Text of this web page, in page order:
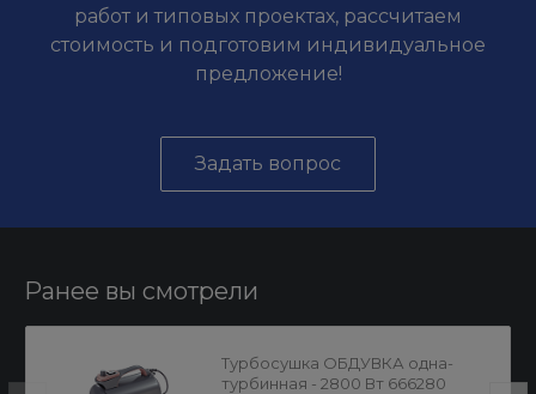
работ и типовых проектах, рассчитаем
стоимость и подготовим индивидуальное
предложение!
Задать вопрос
Ранее вы смотрели
Турбосушка ОБДУВКА одна-
турбинная - 2800 Вт 666280